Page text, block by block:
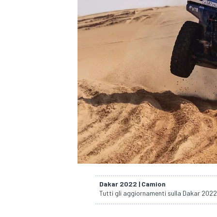
MONOPOSTO
Dakar 2022 | Camion
Tutti gli aggiornamenti sulla Dakar